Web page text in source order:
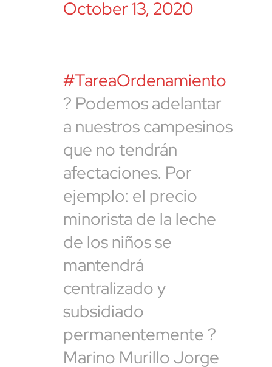
October 13, 2020
#TareaOrdenamiento
? Podemos adelantar
a nuestros campesinos
que no tendrán
afectaciones. Por
ejemplo: el precio
minorista de la leche
de los niños se
mantendrá
centralizado y
subsidiado
permanentemente ?
Marino Murillo Jorge